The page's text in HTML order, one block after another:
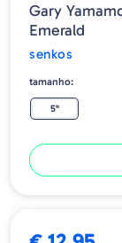
Gary
Emerald
senkos
tamanho:
5"